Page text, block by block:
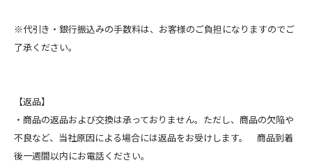
※代引き・銀行振込みの手数料は、お客様のご負担になりますのでご
了承ください。
【返品】
・商品の返品および交換は承っておりません。ただし、商品の欠陥や
不良など、当社原因による場合には返品をお受けします。 商品到着
後一週間以内にお電話ください。